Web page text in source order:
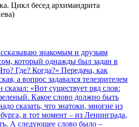
Цикл бесед архимандрита
знакомым и друзьям
который однажды был задан в
Где? Когда?» Передача, как
а вопрос задавался телезрителем
сказал: «Вот существует ряд слов:
Какое слово должно быть
сказать, что знатоки, многие из
в тот момент – из Ленинграда,
А следующее слово было –